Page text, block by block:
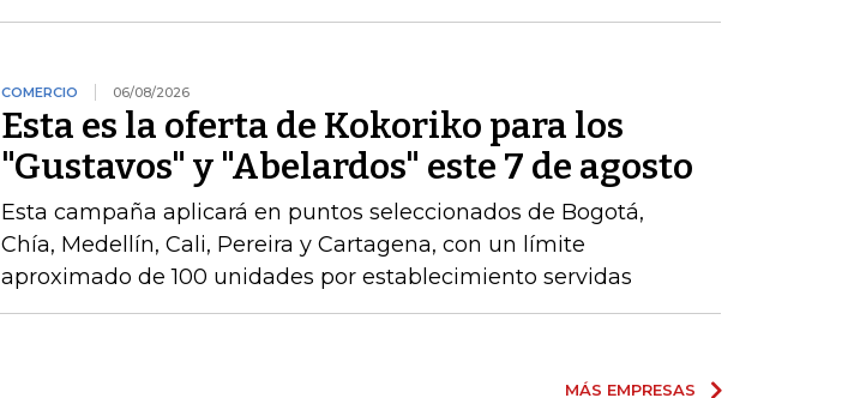
COMERCIO 06/08/2026
Esta es la oferta de Kokoriko para los
"Gustavos" y "Abelardos" este 7 de agosto
Esta campaña aplicará en puntos seleccionados de Bogotá,
Chía, Medellín, Cali, Pereira y Cartagena, con un límite
aproximado de 100 unidades por establecimiento servidas
MÁS EMPRESAS